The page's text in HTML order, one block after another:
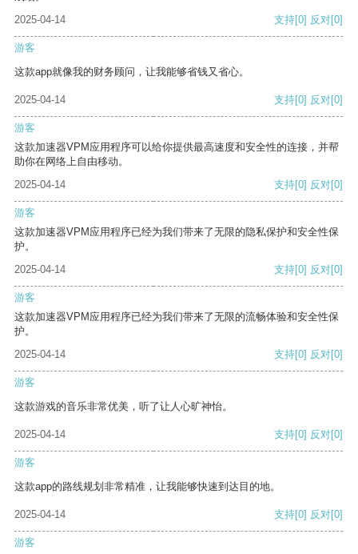
2025-04-14
支持[0] 反对[0]
游客
这款app就像我的财务顾问，让我能够省钱又省心。
2025-04-14 支持[0] 反对[0]
游客
这款加速器VPM应用程序可以给你提供最高速度和安全性的连接，并帮
助你在网络上自由移动。
2025-04-14
支持[0] 反对[0]
游客
这款加速器VPM应用程序已经为我们带来了无限的隐私保护和安全性保
护。
2025-04-14
支持[0] 反对[0]
游客
这款加速器VPM应用程序已经为我们带来了无限的流畅体验和安全性保
护。
2025-04-14
支持[0] 反对[0]
游客
这款游戏的音乐非常优美，听了让人心旷神怡。
2025-04-14 支持[0] 反对[0]
游客
这款app的路线规划非常精准，让我能够快速到达目的地。
2025-04-14 支持[0] 反对[0]
游客